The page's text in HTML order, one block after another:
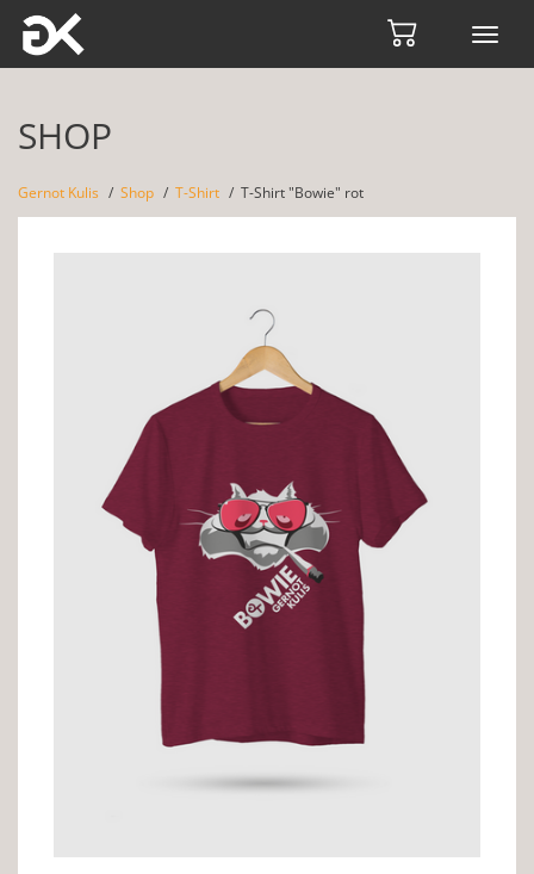
SHOP
Gernot Kulis Shop T-Shirt T-Shirt "Bowie" rot